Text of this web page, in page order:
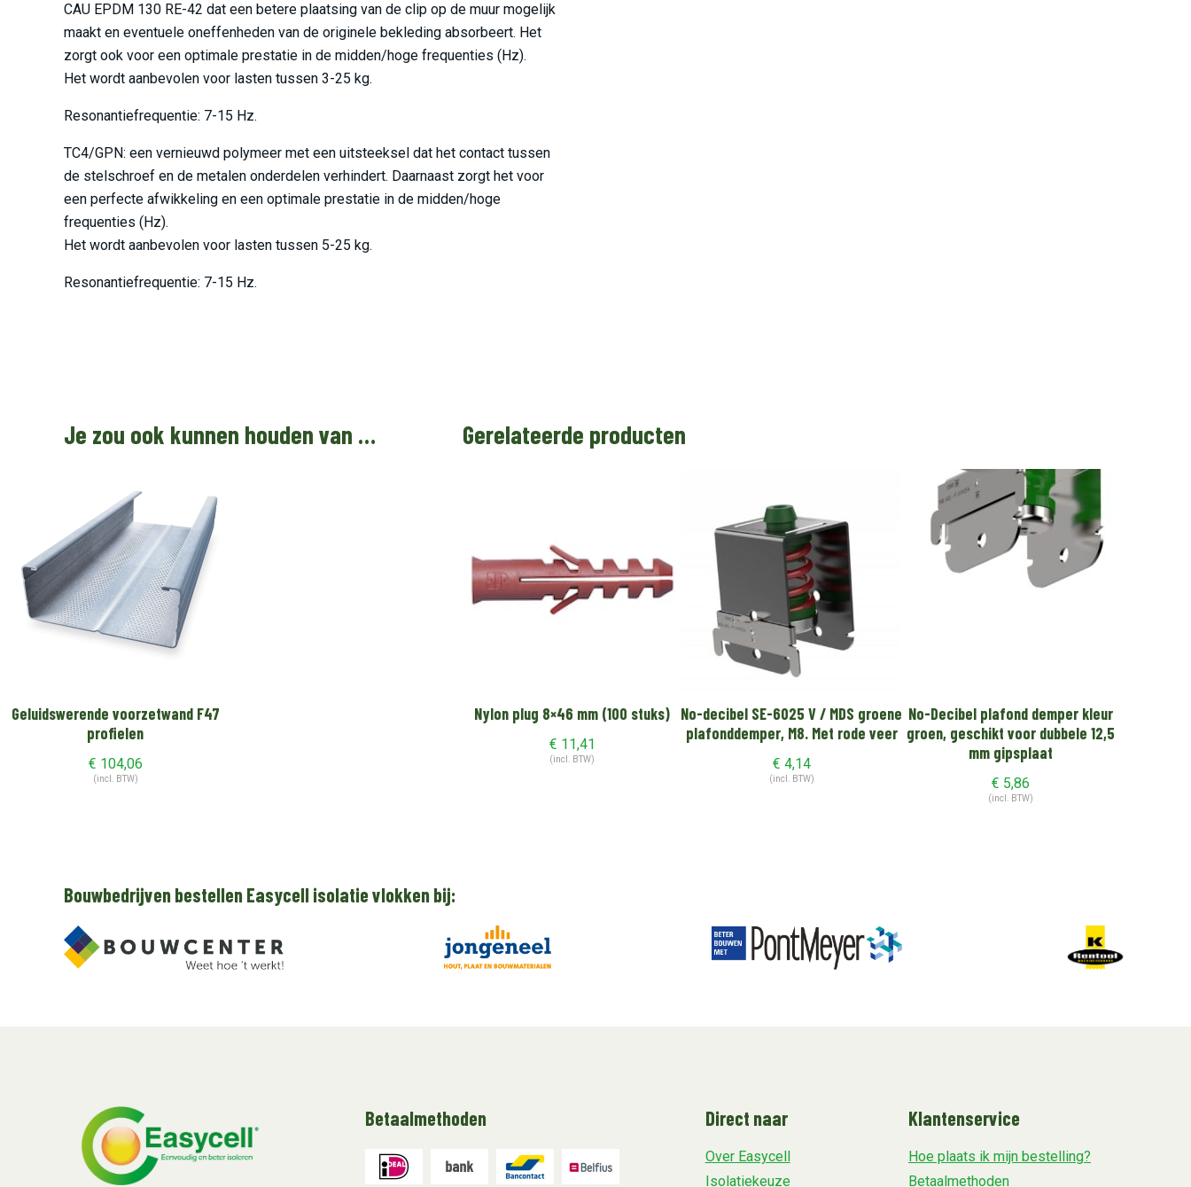
CAU EPDM 130 RE-42 dat een betere plaatsing van de clip op de muur mogelijk
maakt en eventuele oneffenheden van de originele bekleding absorbeert. Het
zorgt ook voor een optimale prestatie in de midden/hoge frequenties (Hz).
Het wordt aanbevolen voor lasten tussen 3-25 kg.
Resonantiefrequentie: 7-15 Hz.
TC4/GPN: een vernieuwd polymeer met een uitsteeksel dat het contact tussen
de stelschroef en de metalen onderdelen verhindert. Daarnaast zorgt het voor
een perfecte afwikkeling en een optimale prestatie in de midden/hoge
frequenties (Hz).
Het wordt aanbevolen voor lasten tussen 5-25 kg.
Resonantiefrequentie: 7-15 Hz.
Je zou ook kunnen houden van …
Geluidswerende voorzetwand F47
profielen
€ 104,06
(incl. BTW)
Gerelateerde producten
Nylon plug 8×46 mm (100 stuks)
€ 11,41
(incl. BTW)
No-decibel SE-6025 V / MDS groene
plafonddemper, M8. Met rode veer
€ 4,14
(incl. BTW)
No-Decibel plafond demper kleur
groen, geschikt voor dubbele 12,5
mm gipsplaat
€ 5,86
(incl. BTW)
Bouwbedrijven bestellen Easycell isolatie vlokken bij:
Betaalmethoden Direct naar
Over Easycell
Isolatiekeuze
Klantenservice
Hoe plaats ik mijn bestelling?
Betaalmethoden